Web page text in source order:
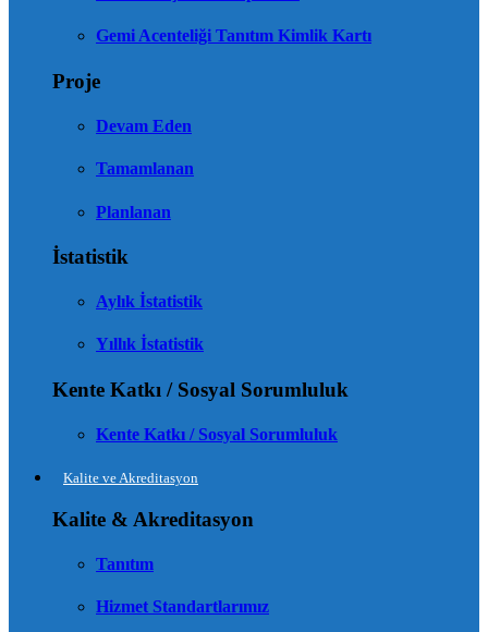
Gemi Acenteliği Tanıtım Kimlik Kartı
Proje
Devam Eden
Tamamlanan
Planlanan
İstatistik
Aylık İstatistik
Yıllık İstatistik
Kente Katkı / Sosyal Sorumluluk
Kente Katkı / Sosyal Sorumluluk
Kalite ve Akreditasyon
Kalite & Akreditasyon
Tanıtım
Hizmet Standartlarımız